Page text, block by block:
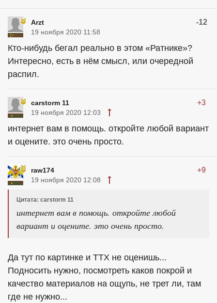
Arzt -12
19 ноября 2020 11:58
Кто-нибудь бегал реально в этом «Ратнике»?
Интересно, есть в нём смысл, или очередной
распил.
carstorm 11 +3
19 ноября 2020 12:03
интернет вам в помощь. откройте любой вариант
и оцените. это очень просто.
raw174 +9
19 ноября 2020 12:08
Цитата: carstorm 11
интернет вам в помощь. откройте любой
вариант и оцените. это очень просто.
Да тут по картинке и ТТХ не оценишь...
Подносить нужно, посмотреть каков покрой и
качество материалов на ощупь, не трет ли, там
где не нужно...